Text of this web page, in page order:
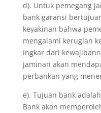
d). Untuk pemegang
bank garansi
keyakinan bahwa
mengalami kerugian
ingkar dari
jaminan akan
perbankan yang
e). Tujuan bank
Bank akan